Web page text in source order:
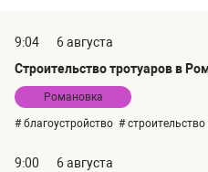
9:04
6 августа
Строительство тротуаров в
Романовка
# благоустройство #
9:00
6 августа